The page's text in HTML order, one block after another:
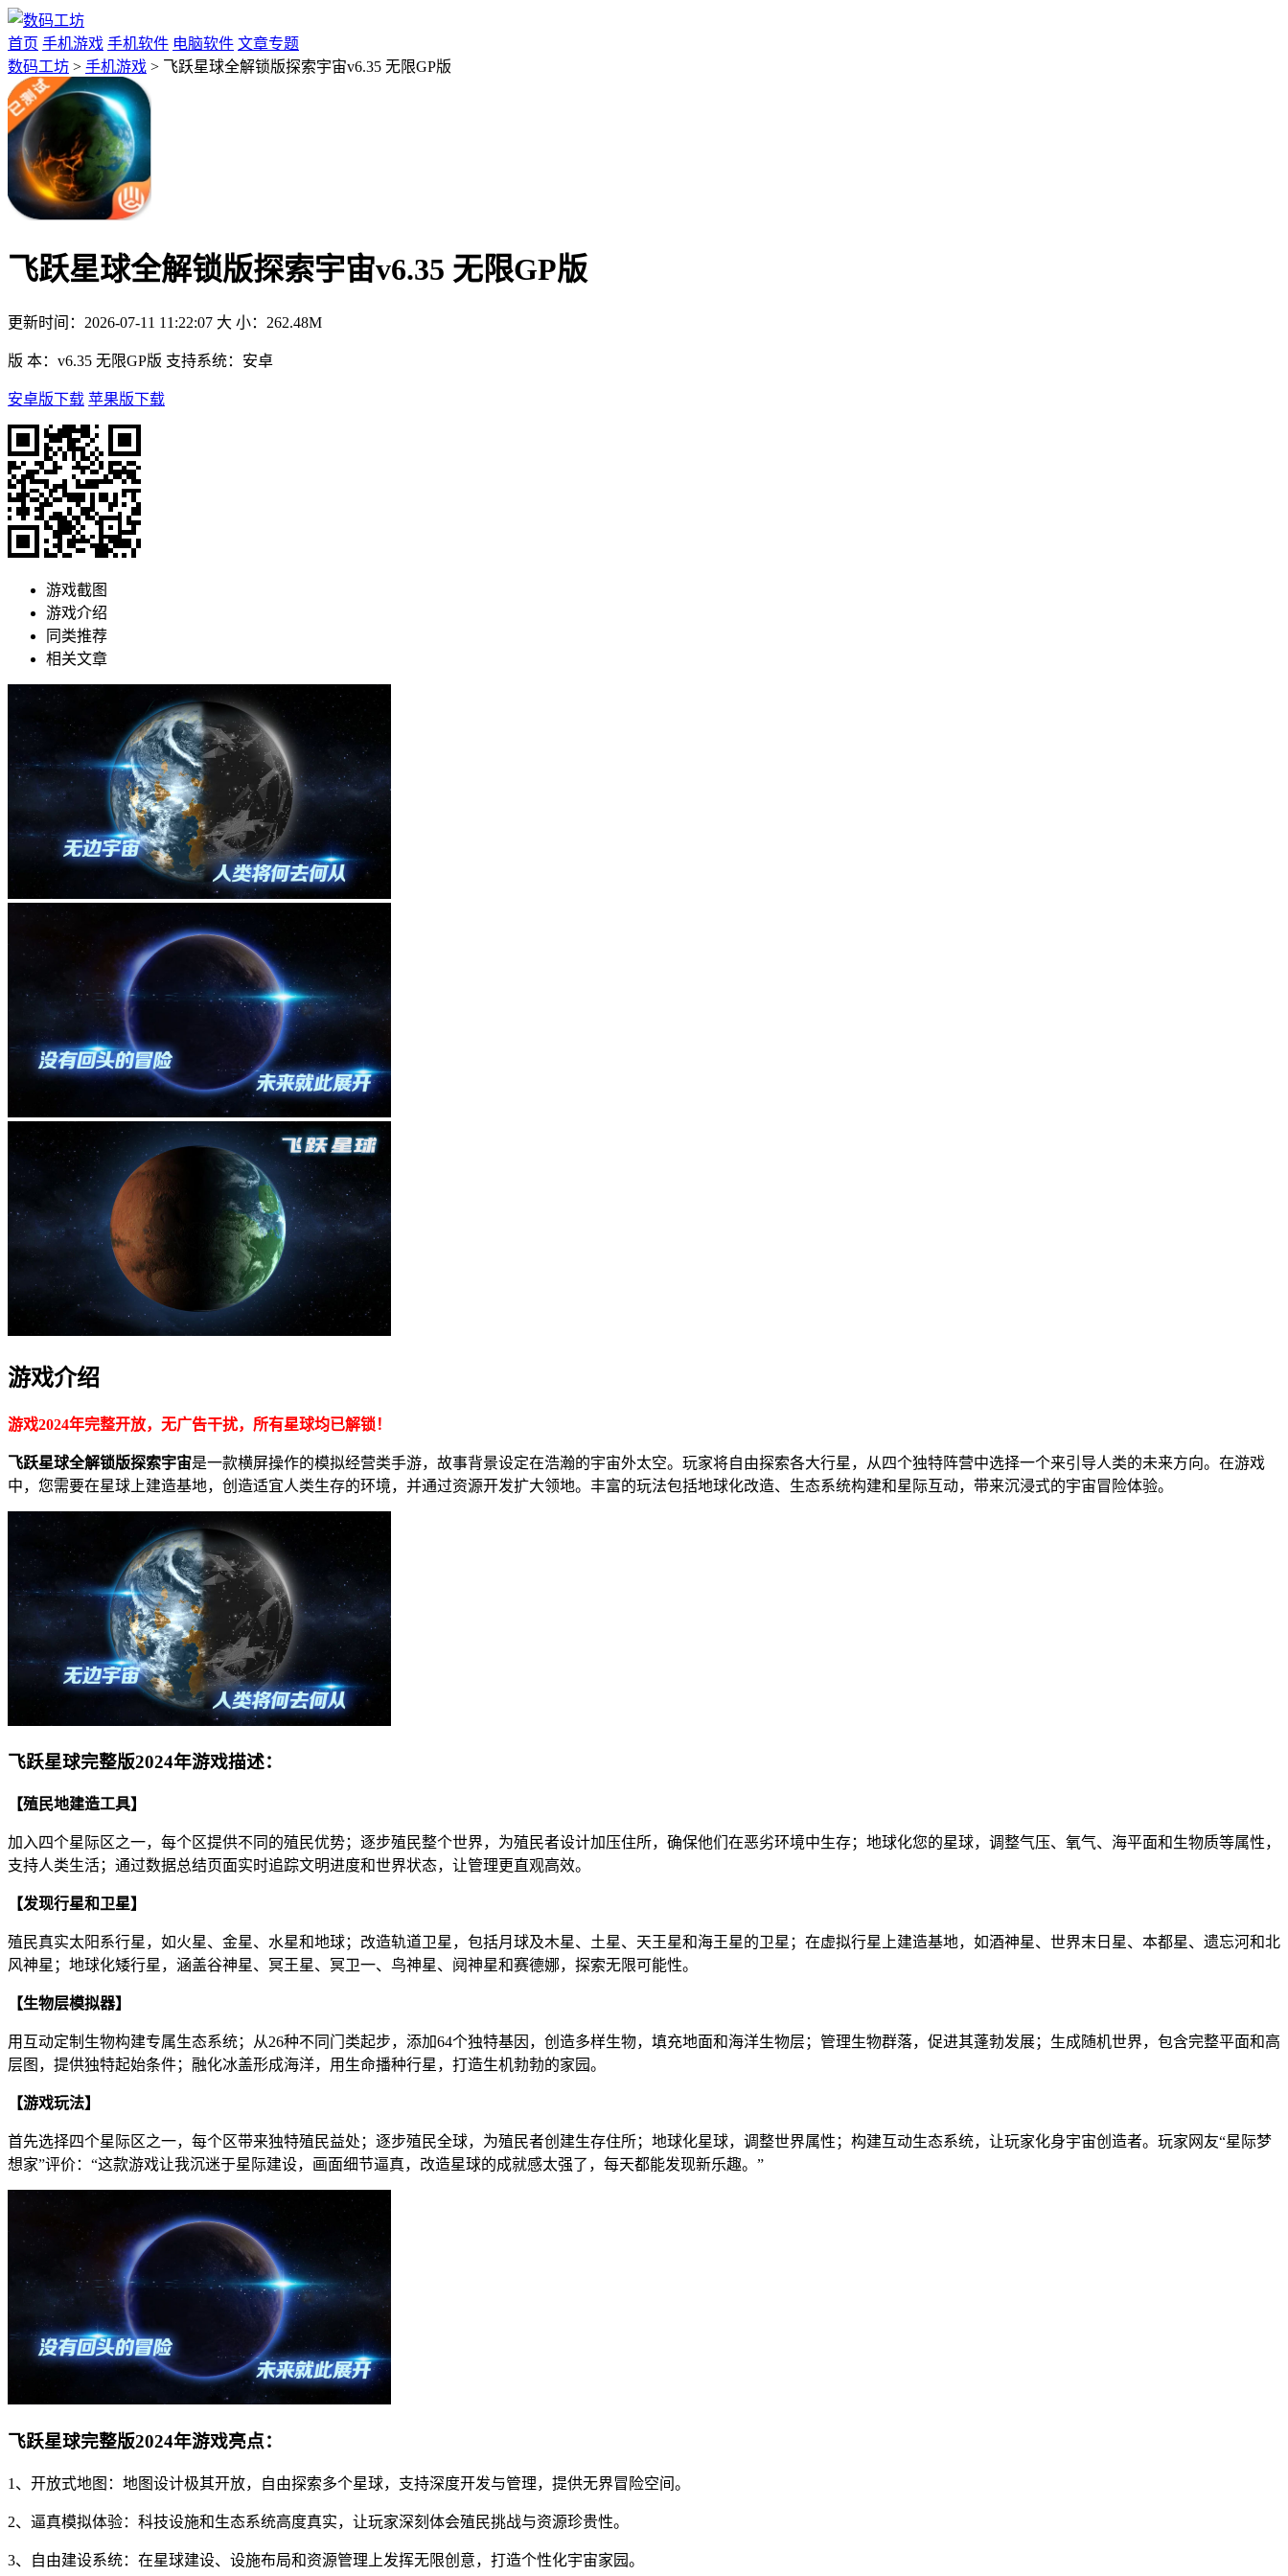
首页 手机游戏 手机软件 电脑软件 文章专题
数码工坊 > 手机游戏 > 飞跃星球全解锁版探索宇宙v6.35 无限GP版
飞跃星球全解锁版探索宇宙v6.35 无限GP版
更新时间： 2026-07-11 11:22:07 大 小： 262.48M
版 本： v6.35 无限GP版 支持系统： 安卓
安卓版下载 苹果版下载
游戏截图
游戏介绍
同类推荐
相关文章
游戏介绍
游戏2024年完整开放，无广告干扰，所有星球均已解锁！
飞跃星球全解锁版探索宇宙是一款横屏操作的模拟经营类手游，故事背景设定在浩瀚的宇宙外太空。玩家将自由探索各大行星，从四个独特阵营中选择一个来引导人类的未来方向。在游戏
中，您需要在星球上建造基地，创造适宜人类生存的环境，并通过资源开发扩大领地。丰富的玩法包括地球化改造、生态系统构建和星际互动，带来沉浸式的宇宙冒险体验。
飞跃星球完整版2024年游戏描述：
【殖民地建造工具】
加入四个星际区之一，每个区提供不同的殖民优势；逐步殖民整个世界，为殖民者设计加压住所，确保他们在恶劣环境中生存；地球化您的星球，调整气压、氧气、海平面和生物质等属性，
支持人类生活；通过数据总结页面实时追踪文明进度和世界状态，让管理更直观高效。
【发现行星和卫星】
殖民真实太阳系行星，如火星、金星、水星和地球；改造轨道卫星，包括月球及木星、土星、天王星和海王星的卫星；在虚拟行星上建造基地，如酒神星、世界末日星、本都星、遗忘河和北
风神星；地球化矮行星，涵盖谷神星、冥王星、冥卫一、鸟神星、阋神星和赛德娜，探索无限可能性。
【生物层模拟器】
用互动定制生物构建专属生态系统；从26种不同门类起步，添加64个独特基因，创造多样生物，填充地面和海洋生物层；管理生物群落，促进其蓬勃发展；生成随机世界，包含完整平面和高
层图，提供独特起始条件；融化冰盖形成海洋，用生命播种行星，打造生机勃勃的家园。
【游戏玩法】
首先选择四个星际区之一，每个区带来独特殖民益处；逐步殖民全球，为殖民者创建生存住所；地球化星球，调整世界属性；构建互动生态系统，让玩家化身宇宙创造者。玩家网友“星际梦
想家”评价：“这款游戏让我沉迷于星际建设，画面细节逼真，改造星球的成就感太强了，每天都能发现新乐趣。”
飞跃星球完整版2024年游戏亮点：
1、开放式地图：地图设计极其开放，自由探索多个星球，支持深度开发与管理，提供无界冒险空间。
2、逼真模拟体验：科技设施和生态系统高度真实，让玩家深刻体会殖民挑战与资源珍贵性。
3、自由建设系统：在星球建设、设施布局和资源管理上发挥无限创意，打造个性化宇宙家园。